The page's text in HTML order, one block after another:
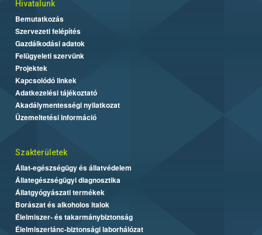
Hivatalunk
Bemutatkozás
Szervezeti felépítés
Gazdálkodási adatok
Felügyeleti szervünk
Projektek
Kapcsolódó linkek
Adatkezelési tájékoztató
Akadálymentességi nyilatkozat
Üzemeltetési információ
Szakterületek
Állat-egészségügy és állatvédelem
Állategészségügyi diagnosztika
Állatgyógyászati termékek
Borászat és alkoholos italok
Élelmiszer- és takarmánybiztonság
Élelmiszerlánc-biztonsági laborhálózat